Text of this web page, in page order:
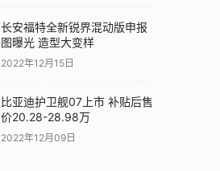
长安福特全新锐界混动版申报
图曝光 造型大变样
2022年12月15日
比亚迪护卫舰07上市 补贴后售
价20.28-28.98万
2022年12月09日